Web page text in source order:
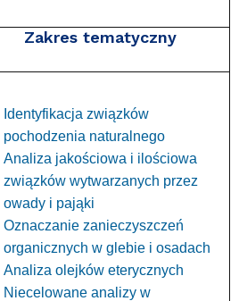
Zakres tematyczny
Identyfikacja związków
pochodzenia naturalnego
Analiza jakościowa i ilościowa
związków wytwarzanych przez
owady i pająki
Oznaczanie zanieczyszczeń
organicznych w glebie i osadach
Analiza olejków eterycznych
Niecelowane analizy w